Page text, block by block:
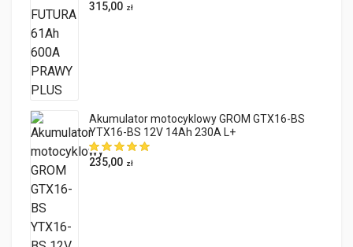
315,00 zł
Akumulator motocyklowy GROM GTX16-BS
YTX16-BS 12V 14Ah 230A L+
235,00 zł